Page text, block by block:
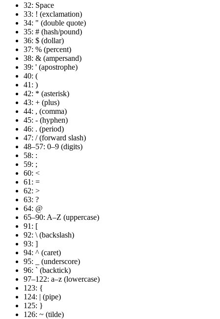
32: Space
33: ! (exclamation)
34: " (double quote)
35: # (hash/pound)
36: $ (dollar)
37: % (percent)
38: & (ampersand)
39: ' (apostrophe)
40: (
41: )
42: * (asterisk)
43: + (plus)
44: , (comma)
45: - (hyphen)
46: . (period)
47: / (forward slash)
48–57: 0–9 (digits)
58: :
59: ;
60: <
61: =
62: >
63: ?
64: @
65–90: A–Z (uppercase)
91: [
92: \ (backslash)
93: ]
94: ^ (caret)
95: _ (underscore)
96: ` (backtick)
97–122: a–z (lowercase)
123: {
124: | (pipe)
125: }
126: ~ (tilde)